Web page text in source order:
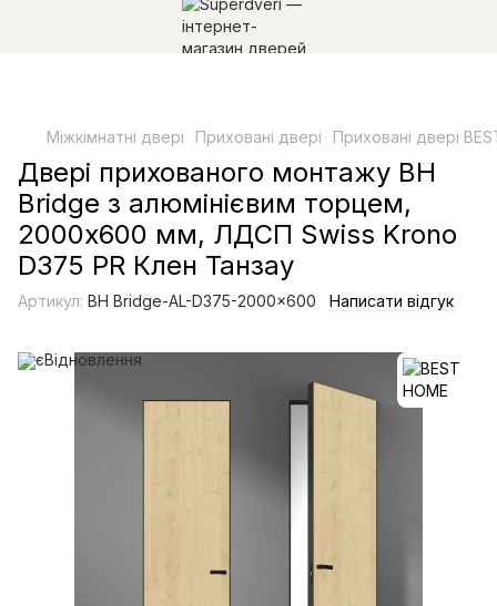
Міжкімнатні двері Приховані двері Приховані двері
Двері прихованого монтажу BH
Bridge з алюмінієвим торцем,
2000х600 мм, ЛДСП Swiss Krono
D375 PR Клен Танзау
Артикул: BH Bridge-AL-D375-2000x600 Написати відгук